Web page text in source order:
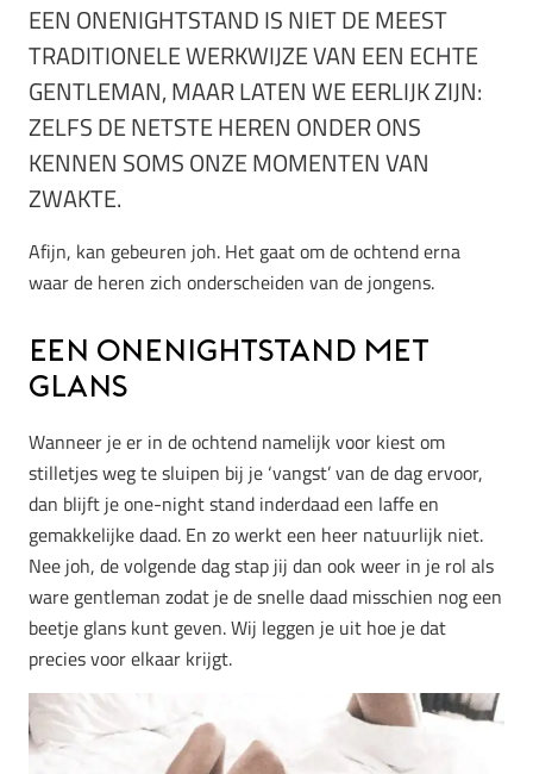
EEN ONENIGHTSTAND IS NIET DE MEEST
TRADITIONELE WERKWIJZE VAN EEN ECHTE
GENTLEMAN, MAAR LATEN WE EERLIJK ZIJN:
ZELFS DE NETSTE HEREN ONDER ONS
KENNEN SOMS ONZE MOMENTEN VAN
ZWAKTE.
Afijn, kan gebeuren joh. Het gaat om de ochtend erna
waar de heren zich onderscheiden van de jongens.
Een onenightstand met
glans
Wanneer je er in de ochtend namelijk voor kiest om
stilletjes weg te sluipen bij je ‘vangst’ van de dag ervoor,
dan blijft je one-night stand inderdaad een laffe en
gemakkelijke daad. En zo werkt een heer natuurlijk niet.
Nee joh, de volgende dag stap jij dan ook weer in je rol als
ware gentleman zodat je de snelle daad misschien nog een
beetje glans kunt geven. Wij leggen je uit hoe je dat
precies voor elkaar krijgt.